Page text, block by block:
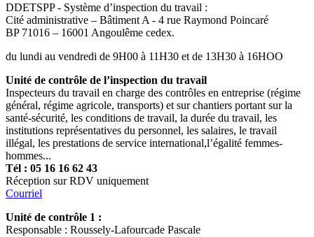
DDETSPP - Système d’inspection du travail :
Cité administrative – Bâtiment A - 4 rue Raymond Poincaré
BP 71016 – 16001 Angoulême cedex.
du lundi au vendredi de 9H00 à 11H30 et de 13H30 à 16HOO
Unité de contrôle de l’inspection du travail
Inspecteurs du travail en charge des contrôles en entreprise (régime
général, régime agricole, transports) et sur chantiers portant sur la
santé-sécurité, les conditions de travail, la durée du travail, les
institutions représentatives du personnel, les salaires, le travail
illégal, les prestations de service international,l’égalité femmes-
hommes...
Tél : 05 16 16 62 43
Réception sur RDV uniquement
Courriel
Unité de contrôle 1 :
Responsable : Roussely-Lafourcade Pascale